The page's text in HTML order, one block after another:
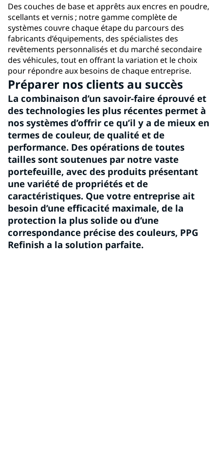
Des couches de base et apprêts aux encres en poudre,
scellants et vernis ; notre gamme complète de
systèmes couvre chaque étape du parcours des
fabricants d’équipements, des spécialistes des
revêtements personnalisés et du marché secondaire
des véhicules, tout en offrant la variation et le choix
pour répondre aux besoins de chaque entreprise.
Préparer nos clients au succès
La combinaison d’un savoir-faire éprouvé et
des technologies les plus récentes permet à
nos systèmes d’offrir ce qu’il y a de mieux en
termes de couleur, de qualité et de
performance. Des opérations de toutes
tailles sont soutenues par notre vaste
portefeuille, avec des produits présentant
une variété de propriétés et de
caractéristiques. Que votre entreprise ait
besoin d’une efficacité maximale, de la
protection la plus solide ou d’une
correspondance précise des couleurs, PPG
Refinish a la solution parfaite.